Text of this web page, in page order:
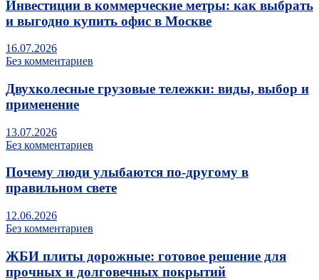
Инвестиции в коммерческие метры: как выбрать
и выгодно купить офис в Москве
16.07.2026
Без комментариев
Двухколесные грузовые тележки: виды, выбор и
применение
13.07.2026
Без комментариев
Почему люди улыбаются по‑другому в
правильном свете
12.06.2026
Без комментариев
ЖБИ плиты дорожные: готовое решение для
прочных и долговечных покрытий